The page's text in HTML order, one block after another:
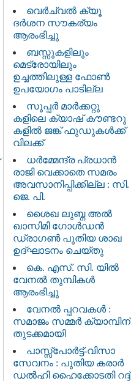
വെര്‍ച്വല്‍ ക്യൂ
ദര്‍ശന സൗകര്യം
ആരംഭിച്ചു
ബസ്സുകളിലും
മെട്രോയിലും
ഉച്ചത്തിലുള്ള ഫോൺ
ഉപയോഗം പാടില്ല
സൂപ്പർ മാർക്കറ്റു
കളിലെ ക്യാഷ് കൗണ്ടറു
കളിൽ ജങ്ക് ഫുഡുകൾക്ക്
വിലക്ക്
ധര്‍മ്മേന്ദ്ര പ്രധാൻ
രാജി വെക്കാതെ സമരം
അവസാനിപ്പിക്കില്ല : സി.
ജെ. പി.
ശൈഖ ലുബ്ന അൽ
ഖാസിമി ഗോൾഡൻ
ഡ്രാഗൺ പുതിയ ശാഖ
ഉദ്ഘാടനം ചെയ്തു
കെ. എസ്. സി. യിൽ
വേനൽ തുമ്പികൾ
ആരംഭിച്ചു
വേനൽ പ്പറവകൾ :
സമാജം സമ്മർ ക്യാമ്പിന്
തുടക്കമായി
പാസ്സ്പോർട്ട്-വിസാ
സേവനം : പുതിയ കരാർ
ഡൽഹി ഹൈക്കോടതി റദ്ദ്